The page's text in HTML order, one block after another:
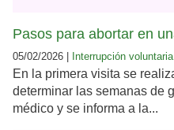
Pasos para abortar en
05/02/2026 | Interrupción
En la primera visita se
determinar las semanas de
médico y se informa a la...